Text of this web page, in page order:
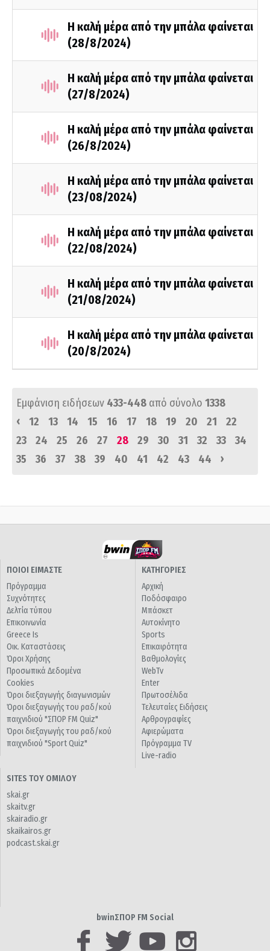
Η καλή μέρα από την μπάλα φαίνεται
(28/8/2024)
Η καλή μέρα από την μπάλα φαίνεται
(27/8/2024)
Η καλή μέρα από την μπάλα φαίνεται
(26/8/2024)
Η καλή μέρα από την μπάλα φαίνεται
(23/08/2024)
Η καλή μέρα από την μπάλα φαίνεται
(22/08/2024)
Η καλή μέρα από την μπάλα φαίνεται
(21/08/2024)
Η καλή μέρα από την μπάλα φαίνεται
(20/8/2024)
Εμφάνιση ειδήσεων 433-448 από σύνολο 1338
‹
12 13 14 15 16 17 18 19 20 21
22
23
24 25 26 27 28 29 30 31 32 33
34
35
36 37 38 39 40 41 42 43 44 ›
ΠΟΙΟΙ ΕΙΜΑΣΤΕ
Πρόγραμμα
Συχνότητες
Δελτία τύπου
Επικοινωνία
Greece Is
Οικ. Καταστάσεις
Όροι Χρήσης
Προσωπικά Δεδομένα
Cookies
Όροι διεξαγωγής διαγωνισμών
Όροι διεξαγωγής του ραδ/κού
παιχνιδιού "ΣΠΟΡ FM Quiz"
Όροι διεξαγωγής του ραδ/κού
παιχνιδιού "Sport Quiz"
ΚΑΤΗΓΟΡΙΕΣ
Αρχική
Ποδόσφαιρο
Μπάσκετ
Αυτοκίνητο
Sports
Επικαιρότητα
Βαθμολογίες
WebTv
Enter
Πρωτοσέλιδα
Τελευταίες Ειδήσεις
Αρθρογραφίες
Αφιερώματα
Πρόγραμμα TV
Live-radio
SITES ΤΟΥ ΟΜΙΛΟΥ
skai.gr
skaitv.gr
skairadio.gr
skaikairos.gr
podcast.skai.gr
bwinΣΠΟΡ FM Social